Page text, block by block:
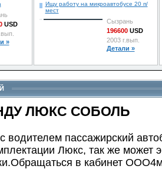
USD
»
Ищу работу на микроавтобусе 20 п/
мест
Сызрань
196600USD
2003 г.вып.
Детали »
ЛЮКС СОБОЛЬ
водителем пассажирский
Люкс, так же может
в кабинет